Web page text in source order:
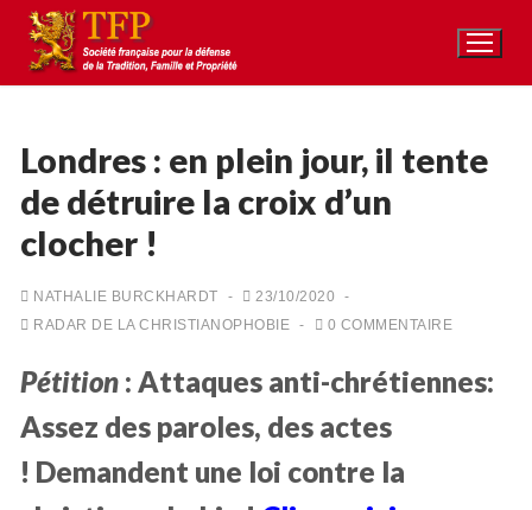
Aller
contenu
Rechercher
:
Accueil
Qu’est-ce que la TFP
Action
Blog
Londres : en plein jour, il tente
de détruire la croix d’un
clocher !
NATHALIE BURCKHARDT - 23/10/2020
-
RADAR DE LA CHRISTIANOPHOBIE - 0 COMMENTAIRE
Pétition : Attaques anti-chrétiennes:
Assez des paroles, des actes
! Demandent une loi contre la